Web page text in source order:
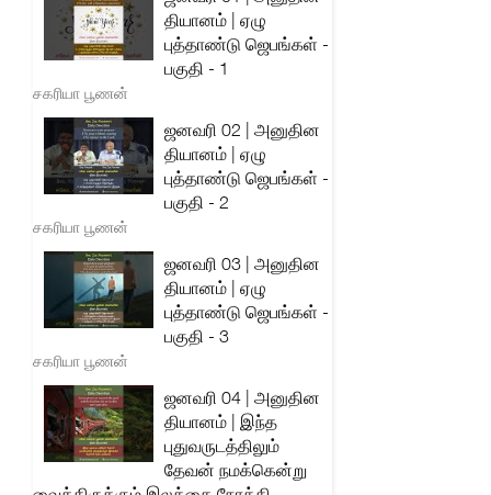
தியானம் | ஏழு
புத்தாண்டு ஜெபங்கள் -
பகுதி - 1
சகரியா பூணன்
ஜனவரி 02 | அனுதின
தியானம் | ஏழு
புத்தாண்டு ஜெபங்கள் -
பகுதி - 2
சகரியா பூணன்
ஜனவரி 03 | அனுதின
தியானம் | ஏழு
புத்தாண்டு ஜெபங்கள் -
பகுதி - 3
சகரியா பூணன்
ஜனவரி 04 | அனுதின
தியானம் | இந்த
புதுவருடத்திலும்
தேவன் நமக்கென்று